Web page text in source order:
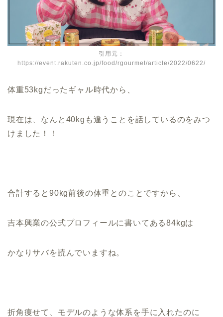
引用元：
https://event.rakuten.co.jp/food/rgourmet/article/2022/0622/
体重53kgだったギャル時代から、
現在は、なんと40kgも違うことを話しているのをみつ
けました！！
合計すると90kg前後の体重とのことですから、
吉本興業の公式プロフィールに書いてある84kgは
かなりサバを読んでいますね。
折角痩せて、モデルのような体系を手に入れたのに